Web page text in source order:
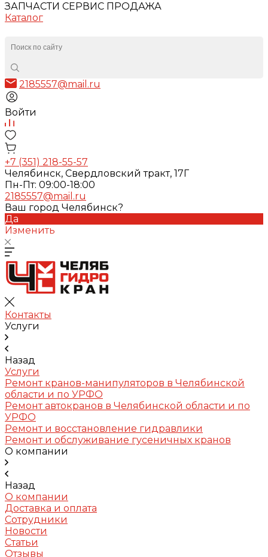
ЗАПЧАСТИ СЕРВИС ПРОДАЖА
Каталог
2185557@mail.ru
Войти
+7 (351) 218-55-57
Челябинск, Свердловский тракт, 17Г
Пн-Пт: 09:00-18:00
2185557@mail.ru
Ваш город Челябинск?
Да
Изменить
Контакты
Услуги
Назад
Услуги
Ремонт кранов-манипуляторов в Челябинской
области и по УРФО
Ремонт автокранов в Челябинской области и по
УРФО
Ремонт и восстановление гидравлики
Ремонт и обслуживание гусеничных кранов
О компании
Назад
О компании
Доставка и оплата
Сотрудники
Новости
Статьи
Отзывы